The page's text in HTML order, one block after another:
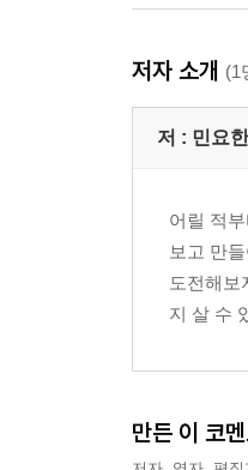
저자 소개 (1
저 : 민요한
어릴 적
보고 만
도전해보
지 살 수
만든 이 코